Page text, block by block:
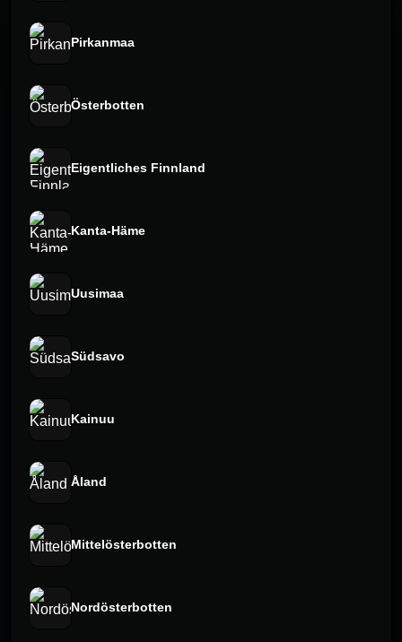
Pirkanmaa
Österbotten
Eigentliches Finnland
Kanta-Häme
Uusimaa
Südsavo
Kainuu
Åland
Mittelösterbotten
Nordösterbotten